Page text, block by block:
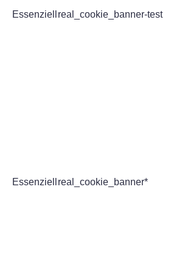
Essenziell real_cookie_banner-test
Essenziell real_cookie_banner*